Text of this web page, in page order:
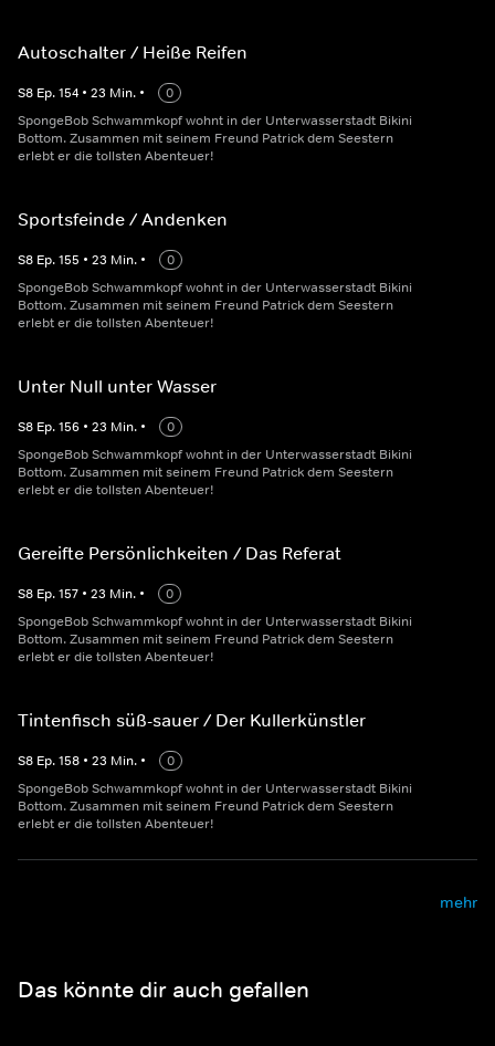
Autoschalter / Heiße Reifen
S8 Ep.154 • 23 Min. •
0
SpongeBob Schwammkopf wohnt in der Unterwasserstadt Bikini
Bottom. Zusammen mit seinem Freund Patrick dem Seestern
erlebt er die tollsten Abenteuer!
Sportsfeinde / Andenken
S8 Ep.155 • 23 Min. •
0
SpongeBob Schwammkopf wohnt in der Unterwasserstadt Bikini
Bottom. Zusammen mit seinem Freund Patrick dem Seestern
erlebt er die tollsten Abenteuer!
Unter Null unter Wasser
S8 Ep.156 • 23 Min. •
0
SpongeBob Schwammkopf wohnt in der Unterwasserstadt Bikini
Bottom. Zusammen mit seinem Freund Patrick dem Seestern
erlebt er die tollsten Abenteuer!
Gereifte Persönlichkeiten / Das Referat
S8 Ep.157 • 23 Min. •
0
SpongeBob Schwammkopf wohnt in der Unterwasserstadt Bikini
Bottom. Zusammen mit seinem Freund Patrick dem Seestern
erlebt er die tollsten Abenteuer!
Tintenfisch süß-sauer / Der Kullerkünstler
S8 Ep.158 • 23 Min. •
0
SpongeBob Schwammkopf wohnt in der Unterwasserstadt Bikini
Bottom. Zusammen mit seinem Freund Patrick dem Seestern
erlebt er die tollsten Abenteuer!
mehr
Das könnte dir auch gefallen